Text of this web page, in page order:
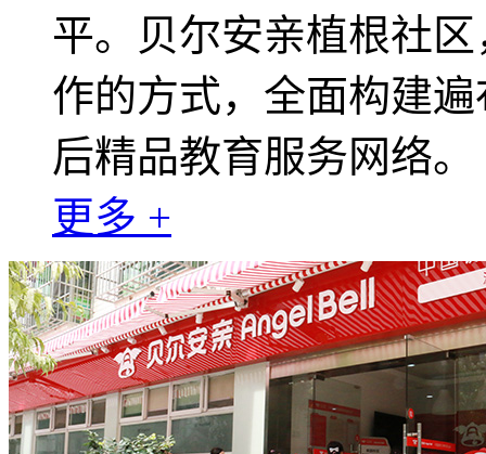
平。贝尔安亲植根社
作的方式，全面构建
后精品教育服务网络。
更多 +